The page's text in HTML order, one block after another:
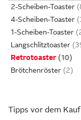
2-Scheiben-Toaster
4-Scheiben-Toaster
1-Scheiben-Toaster
Langschlitztoaster
Retrotoaster
Brötchenröster
Tipps vor dem Kauf